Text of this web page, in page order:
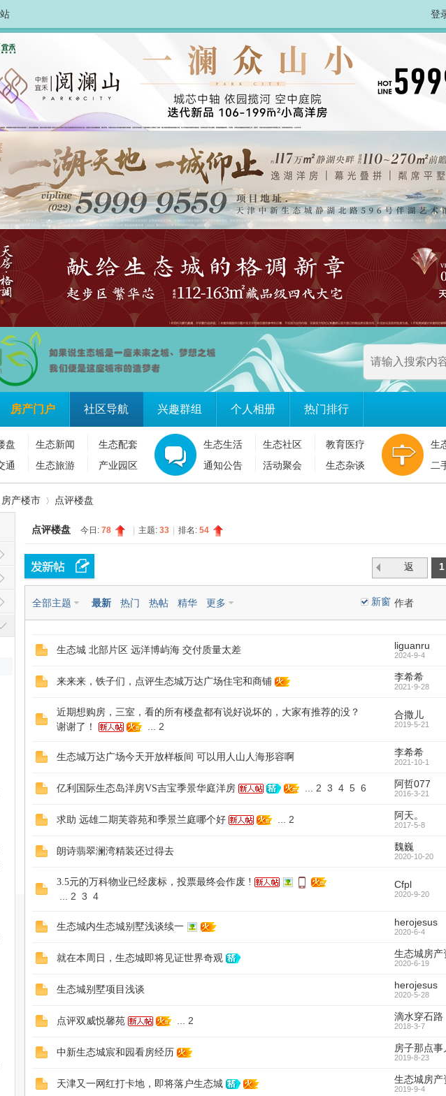
登
房产门户 社区导航 兴趣群组 个人相册 热门排行
盘 生态新闻
生态配套
通
生态旅游 产业园区
生态生活 生态社区
教育医疗
通知公告
活动聚会 生态杂谈
生
二
房产楼市
›
点评楼盘
点评楼盘 今日: 78 主题: 33 排名: 54
1
返
回
新窗
全部主题 最新 热门 热帖 精华 更多 作者
生态城 北部片区 远洋博屿海 交付质量太差 liguanru
2024-9-4
来来来，铁子们，点评生态城万达广场住宅和商铺 李希希
2021-9-28
近期想购房，三室，看的所有楼盘都有说好说坏的，大家有推荐的没？
谢谢了！
2
合撒儿
2019-5-21
生态城万达广场今天开放样板间 可以用人山人海形容啊 李希希
2021-10-1
亿利国际生态岛洋房VS吉宝季景华庭洋房 2 3 4 5 6 阿哲077
2016-3-21
求助 远雄二期芙蓉苑和季景兰庭哪个好 2 阿天。
2017-5-8
朗诗翡翠澜湾精装还过得去 魏巍
2020-10-20
3.5元的万科物业已经废标，投票最终会作废 !
2 3 4
Cfpl
2020-9-20
生态城内生态城别墅浅谈续一 herojesus
2020-6-4
就在本周日，生态城即将见证世界奇观 生态城房产
2020-6-19
生态城别墅项目浅谈 herojesus
2020-5-28
点评双威悦馨苑 2 滴水穿石路
2018-3-7
中新生态城宸和园看房经历 房子那点事
2019-8-23
天津又一网红打卡地，即将落户生态城 生态城房产
2019-9-4